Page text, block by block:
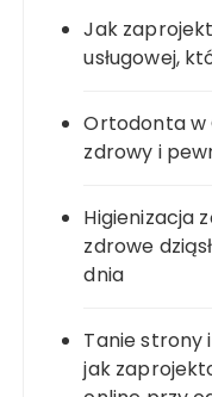
Jak
usługowej,
Ortodonta w
zdrowy i
Higienizacja
zdrowe
dnia
Tanie strony
jak